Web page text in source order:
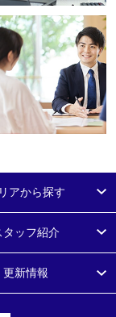
アから探す
タッフ紹介
更新情報